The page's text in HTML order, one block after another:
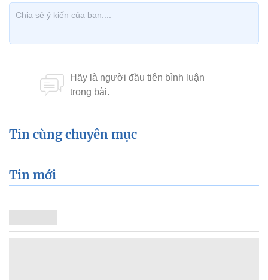
Tin cùng chuyên mục
Tin mới